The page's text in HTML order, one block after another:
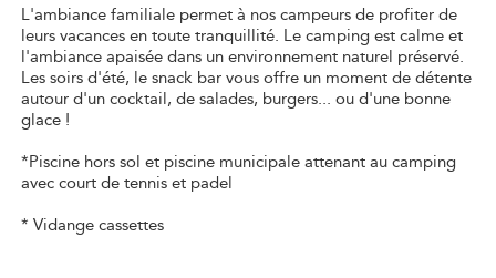
L'ambiance familiale permet à nos campeurs de profiter de
leurs vacances en toute tranquillité. Le camping est calme et
l'ambiance apaisée dans un environnement naturel préservé.
Les soirs d'été, le snack bar vous offre un moment de détente
autour d'un cocktail, de salades, burgers... ou d'une bonne
glace !
*Piscine hors sol et piscine municipale attenant au camping
avec court de tennis et padel
* Vidange cassettes